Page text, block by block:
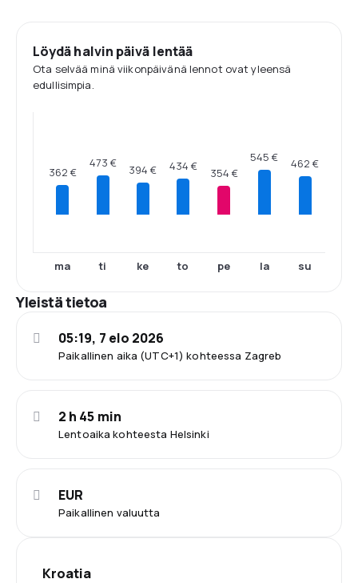
Löydä halvin päivä lentää
Ota selvää minä viikonpäivänä lennot ovat yleensä
edullisimpia.
362 €
ma
473 €
ti
394 €
ke
434 €
to
354 €
pe
545 €
la
462 €
su
Yleistä tietoa
Paikallinen aika (UTC+1) kohteessa Zagreb
05:19, 7 elo 2026
Lentoaika kohteesta Helsinki
2 h 45 min
Paikallinen valuutta
EUR
Kroatia